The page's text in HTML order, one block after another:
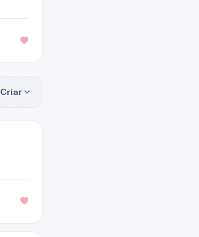
Criar